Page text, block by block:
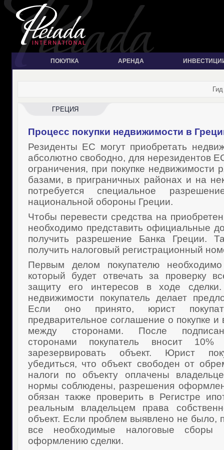
ПОКУПКА АРЕНДА
ГРЕЦИЯ
Процесс покупки недвижимости в
Резиденты ЕС могут приобретать
абсолютно свободно, для нерезидентов
ограничения, при покупке недвижимости
базами, в приграничных районах и на
потребуется специальное
национальной обороны Греции.
Чтобы перевести средства на
необходимо представить официальные
получить разрешение Банка Греции.
получить налоговый регистрационный
Первым делом покупателю
который будет отвечать за проверку
защиту его интересов в ходе
недвижимости покупатель делает
Если оно принято, юрист
предварительное соглашение о покупке и
между сторонами. После
сторонами покупатель вносит 10%
зарезервировать объект. Юрист
убедиться, что объект свободен от
налоги по объекту оплачены
нормы соблюдены, разрешения
обязан также проверить в Регистре
реальным владельцем права
объект. Если проблем выявлено не было,
все необходимые налоговые сборы
оформлению сделки.